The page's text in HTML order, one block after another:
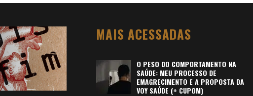
MAIS ACESSADAS
O PESO DO COMPORTAMENTO NA
SAÚDE: MEU PROCESSO DE
EMAGRECIMENTO E A PROPOSTA DA
VOY SAÚDE (+ CUPOM)